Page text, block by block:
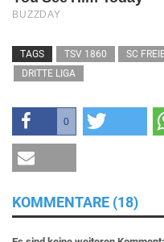
TAGS TSV 1860 SC
DRITTE LIGA
0
KOMMENTARE (18)